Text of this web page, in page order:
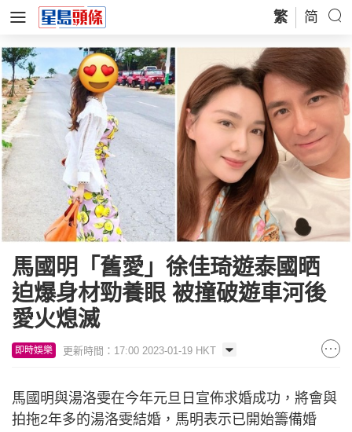
繁 简
馬國明「舊愛」徐佳琦遊泰國晒
迫爆身材勁養眼 被撞破遊車河後
愛火熄滅
即時娛樂 更新時間：17:00 2023-01-19 HKT
馬國明與湯洛雯在今年元旦日宣佈求婚成功，將會與
拍拖2年多的湯洛雯結婚，馬明表示已開始籌備婚